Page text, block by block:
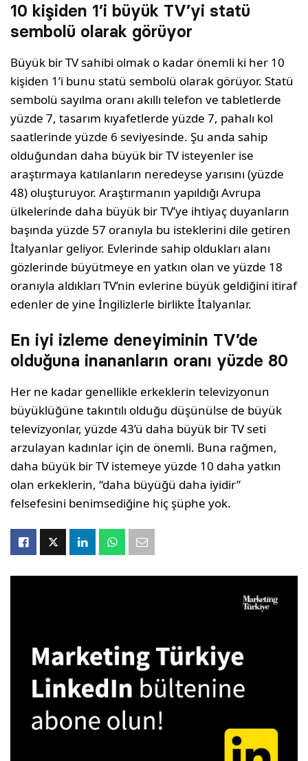
10 kişiden 1’i büyük TV’yi statü
sembolü olarak görüyor
Büyük bir TV sahibi olmak o kadar önemli ki her 10
kişiden 1’i bunu statü sembolü olarak görüyor. Statü
sembolü sayılma oranı akıllı telefon ve tabletlerde
yüzde 7, tasarım kıyafetlerde yüzde 7, pahalı kol
saatlerinde yüzde 6 seviyesinde. Şu anda sahip
olduğundan daha büyük bir TV isteyenler ise
araştırmaya katılanların neredeyse yarısını (yüzde
48) oluşturuyor. Araştırmanın yapıldığı Avrupa
ülkelerinde daha büyük bir TV’ye ihtiyaç duyanların
başında yüzde 57 oranıyla bu isteklerini dile getiren
İtalyanlar geliyor. Evlerinde sahip oldukları alanı
gözlerinde büyütmeye en yatkın olan ve yüzde 18
oranıyla aldıkları TV’nin evlerine büyük geldiğini itiraf
edenler de yine İngilizlerle birlikte İtalyanlar.
En iyi izleme deneyiminin TV’de
olduğuna inananların oranı yüzde 80
Her ne kadar genellikle erkeklerin televizyonun
büyüklüğüne takıntılı olduğu düşünülse de büyük
televizyonlar, yüzde 43’ü daha büyük bir TV seti
arzulayan kadınlar için de önemli. Buna rağmen,
daha büyük bir TV istemeye yüzde 10 daha yatkın
olan erkeklerin, “daha büyüğü daha iyidir”
felsefesini benimsediğine hiç şüphe yok.